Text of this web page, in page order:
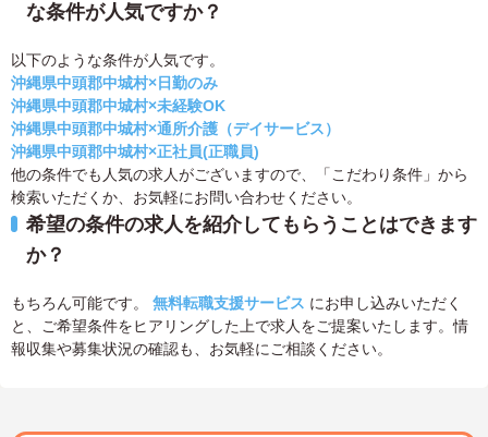
な条件が人気ですか？
以下のような条件が人気です。
沖縄県中頭郡中城村×日勤のみ
沖縄県中頭郡中城村×未経験OK
沖縄県中頭郡中城村×通所介護（デイサービス）
沖縄県中頭郡中城村×正社員(正職員)
他の条件でも人気の求人がございますので、「こだわり条件」から
検索いただくか、お気軽にお問い合わせください。
希望の条件の求人を紹介してもらうことはできます
か？
もちろん可能です。 無料転職支援サービス にお申し込みいただく
と、ご希望条件をヒアリングした上で求人をご提案いたします。情
報収集や募集状況の確認も、お気軽にご相談ください。